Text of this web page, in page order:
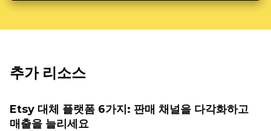
추가 리소스
Etsy 대체 플랫폼 6가지: 판매 채널을 다각화하고
매출을 늘리세요